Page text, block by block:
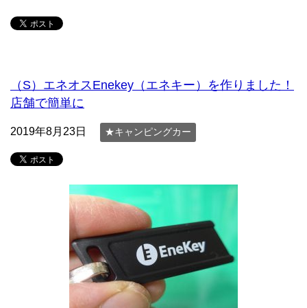
（S）エネオスEnekey（エネキー）を作りました！
店舗で簡単に
2019年8月23日 ★キャンピングカー